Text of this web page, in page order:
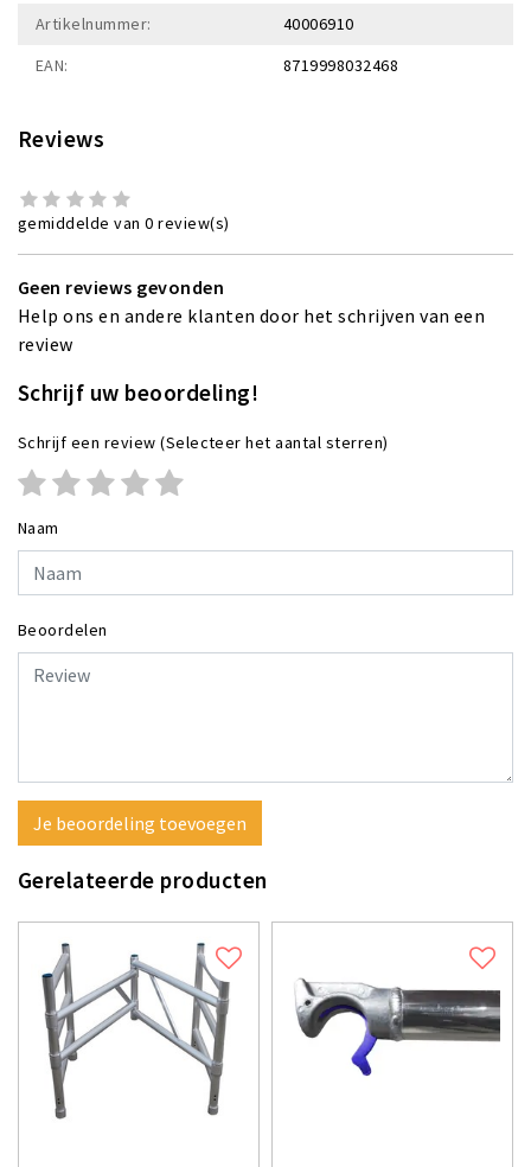
Artikelnummer:
40006910
EAN:
8719998032468
Reviews
gemiddelde van 0 review(s)
Geen reviews gevonden
Help ons en andere klanten door het schrijven van een
review
Schrijf uw beoordeling!
Schrijf een review (Selecteer het aantal sterren)
Naam
Beoordelen
Je beoordeling toevoegen
Gerelateerde producten